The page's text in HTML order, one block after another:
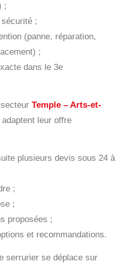
;
;
(panne, réparation,
;
dans le 3e
Temple – Arts-et-
leur offre
plusieurs devis sous 24 à
;
;
proposées ;
et recommandations.
serrurier se déplace sur